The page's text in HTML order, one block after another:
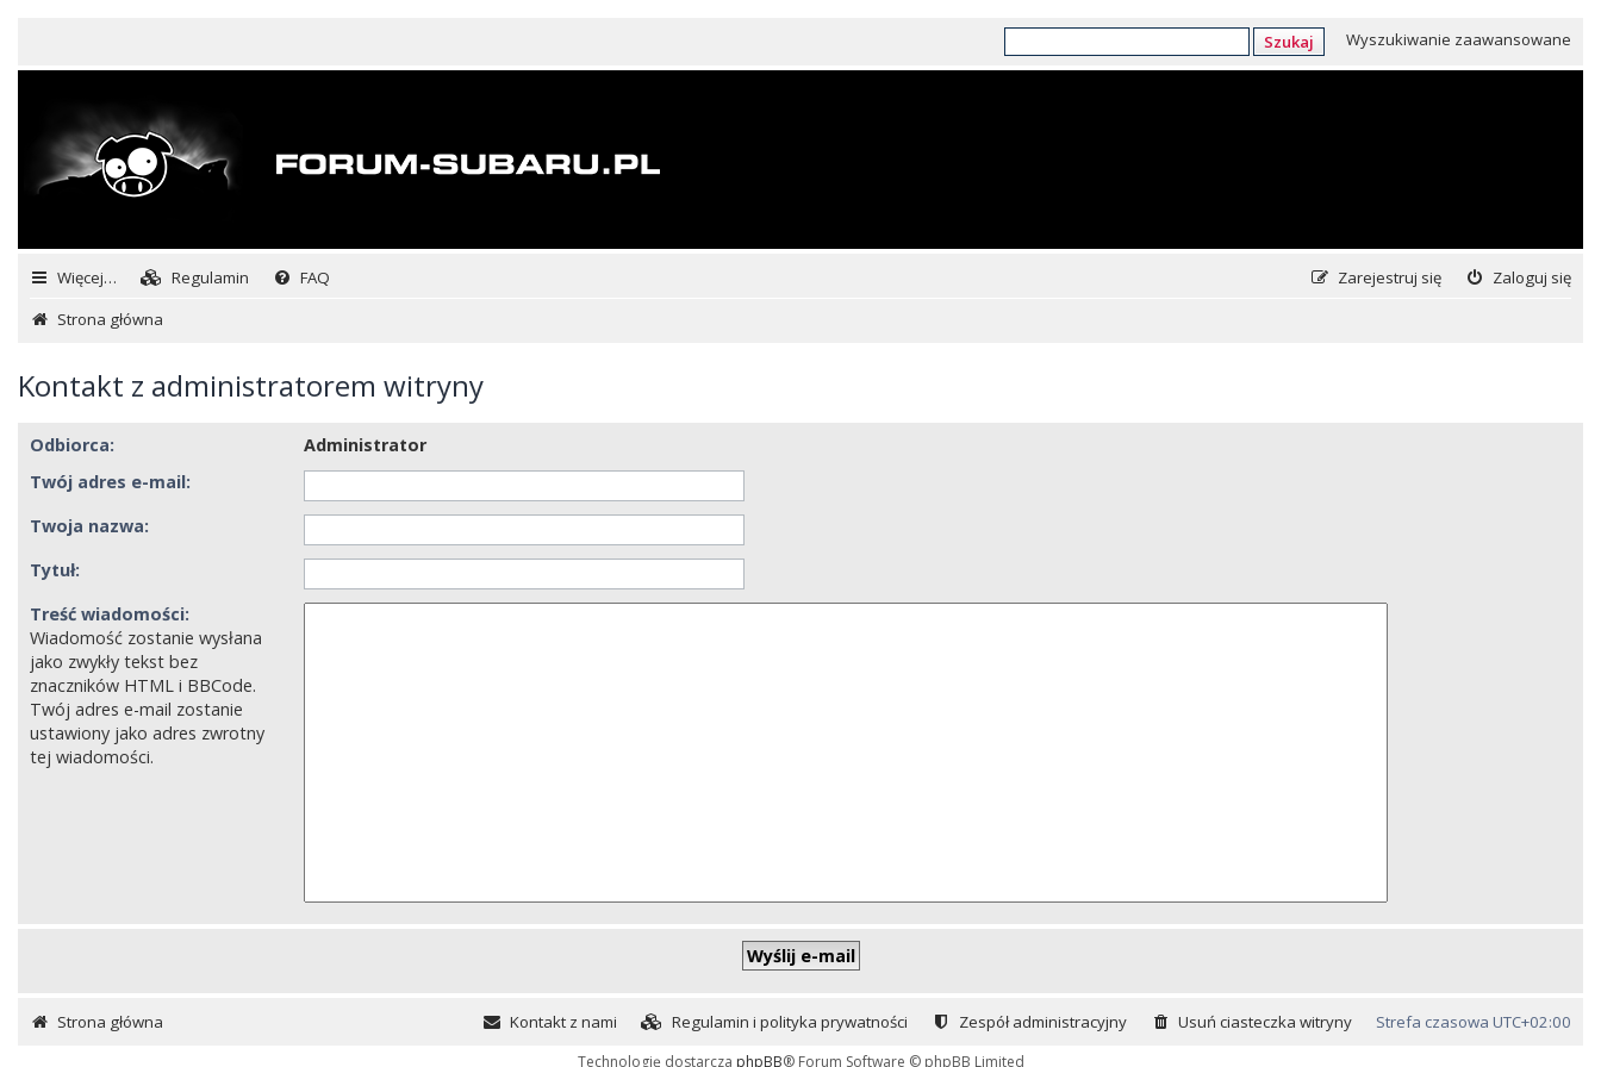
Szukaj Wyszukiwanie zaawansowane
Więcej… Regulamin FAQ Zaloguj się
Zarejestruj się
Strona główna
Kontakt z administratorem witryny
Odbiorca:
Administrator
Twój adres e-mail:
Twoja nazwa:
Tytuł:
Treść wiadomości:
Wiadomość zostanie wysłana
jako zwykły tekst bez
znaczników HTML i BBCode.
Twój adres e-mail zostanie
ustawiony jako adres zwrotny
tej wiadomości.
Strona główna Strefa czasowa UTC+02:00
Usuń ciasteczka witryny
Zespół administracyjny
Regulamin i polityka prywatności
Kontakt z nami
Technologię dostarcza phpBB® Forum Software © phpBB Limited